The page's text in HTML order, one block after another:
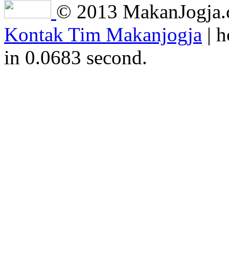
© 2013
Kontak Tim Makanjogja |
in 0.0683 second.